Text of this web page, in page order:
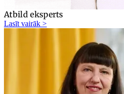
Atbild eksperts
Lasīt vairāk >